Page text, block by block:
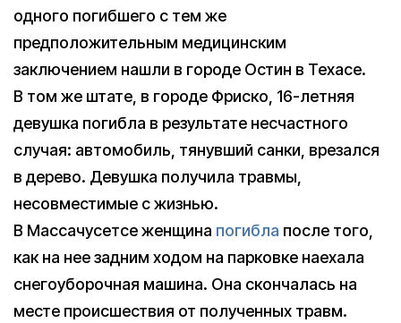
одного погибшего с тем же
предположительным медицинским
заключением нашли в городе Остин в Техасе.
В том же штате, в городе Фриско, 16-летняя
девушка погибла в результате несчастного
случая: автомобиль, тянувший санки, врезался
в дерево. Девушка получила травмы,
несовместимые с жизнью.
В Массачусетсе женщина погибла после того,
как на нее задним ходом на парковке наехала
снегоуборочная машина. Она скончалась на
месте происшествия от полученных травм.